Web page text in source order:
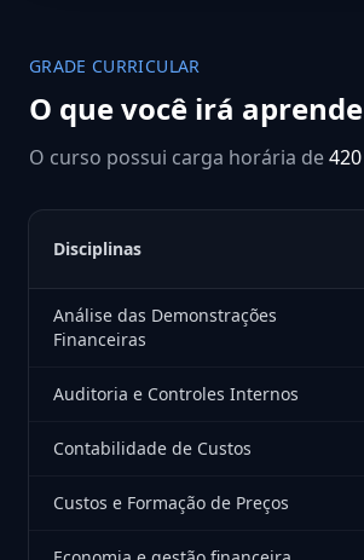
GRADE CURRICULAR
O que você irá
O curso possui carga horária de
Disciplinas
Análise das Demonstrações
Financeiras
Auditoria e Controles Internos
Contabilidade de Custos
Custos e Formação de Preços